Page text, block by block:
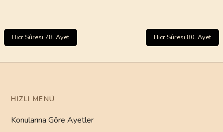
Hicr Sûresi 78. Ayet Hicr Sûresi 80. Ayet
HIZLI MENÜ
Konularına Göre Ayetler